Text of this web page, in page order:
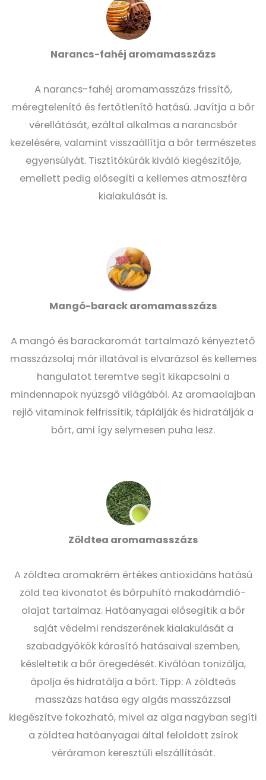
Narancs-fahéj aromamasszázs
A narancs-fahéj aromamasszázs frissítő,
méregtelenítő és fertőtlenítő hatású. Javítja a bőr
vérellátását, ezáltal alkalmas a narancsbőr
kezelésére, valamint visszaállítja a bőr természetes
egyensúlyát. Tisztítókúrák kiváló kiegészítője,
emellett pedig elősegíti a kellemes atmoszféra
kialakulását is.
Mangó-barack aromamasszázs
A mangó és barackaromát tartalmazó kényeztető
masszázsolaj már illatával is elvarázsol és kellemes
hangulatot teremtve segít kikapcsolni a
mindennapok nyüzsgő világából. Az aromaolajban
rejlő vitaminok felfrissítik, táplálják és hidratálják a
bőrt, ami így selymesen puha lesz.
Zöldtea aromamasszázs
A zöldtea aromakrém értékes antioxidáns hatású
zöld tea kivonatot és bőrpuhító makadámdió-
olajat tartalmaz. Hatóanyagai elősegítik a bőr
saját védelmi rendszerének kialakulását a
szabadgyökök károsító hatásaival szemben,
késleltetik a bőr öregedését. Kiválóan tonizálja,
ápolja és hidratálja a bőrt. Tipp: A zöldteás
masszázs hatása egy algás masszázzsal
kiegészítve fokozható, mivel az alga nagyban segíti
a zöldtea hatóanyagai által feloldott zsírok
véráramon keresztüli elszállítását.